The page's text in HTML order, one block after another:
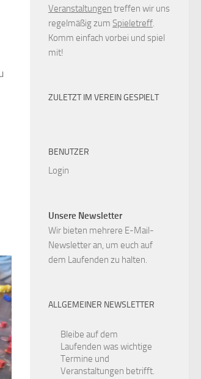
Veranstaltungen treffen wir uns
regelmäßig zum Spieletreff.
Komm einfach vorbei und spiel
mit!
ZULETZT IM VEREIN GESPIELT
BENUTZER
Login
Unsere Newsletter
Wir bieten mehrere E-Mail-
Newsletter an, um euch auf
dem Laufenden zu halten.
ALLGEMEINER NEWSLETTER
Bleibe auf dem
Laufenden was wichtige
Termine und
Veranstaltungen betrifft.